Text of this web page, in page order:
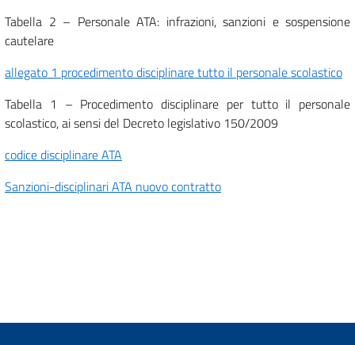
Tabella 2 – Personale ATA: infrazioni, sanzioni e sospensione
cautelare
allegato 1 procedimento disciplinare tutto il personale scolastico
Tabella 1 – Procedimento disciplinare per tutto il personale
scolastico, ai sensi del Decreto legislativo 150/2009
codice disciplinare ATA
Sanzioni-disciplinari ATA nuovo contratto